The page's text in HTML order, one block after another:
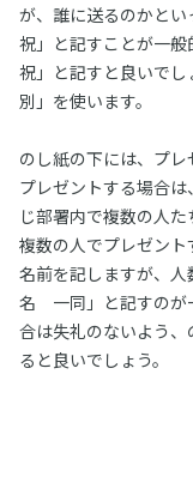
が、誰に送るのかと
祝」と記すことが一
祝」と記すと良いで
別」を使います。
のし紙の下には、プ
プレゼントする場合
じ部署内で複数の人た
複数の人でプレゼン
名前を記しますが、
名 一同」と記すのが
合は失礼のないよう
ると良いでしょう。